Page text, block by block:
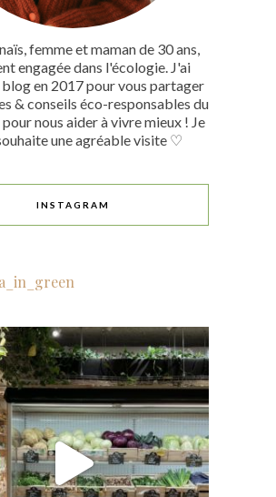
femme et maman de 30 ans,
engagée dans l'écologie. J'ai
en 2017 pour vous partager
& conseils éco-responsables du
nous aider à vivre mieux ! Je
une agréable visite ♡
INSTAGRAM